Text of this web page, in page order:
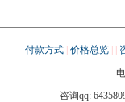
付款方式 价格总览
咨询qq: